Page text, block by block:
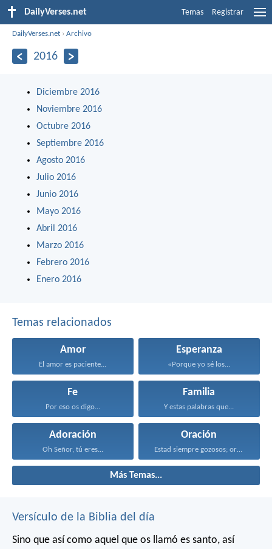
DailyVerses.net Temas Registrar
DailyVerses.net ›Archivo
2016
Diciembre 2016
Noviembre 2016
Octubre 2016
Septiembre 2016
Agosto 2016
Julio 2016
Junio 2016
Mayo 2016
Abril 2016
Marzo 2016
Febrero 2016
Enero 2016
Temas relacionados
Amor
El amor es paciente...
Esperanza
«Porque yo sé los...
Fe
Por eso os digo...
Familia
Y estas palabras que...
Adoración
Oh Señor, tú eres...
Oración
Estad siempre gozosos; orad...
Más Temas...
Versículo de la Biblia del día
Sino que así como aquel que os llamó es santo, así